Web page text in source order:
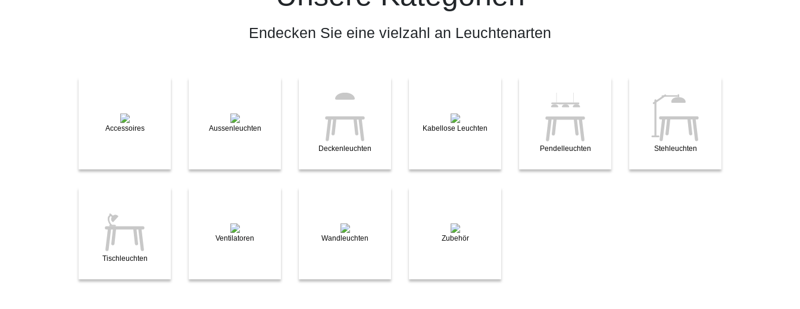
Endecken Sie eine vielzahl an Leuchtenarten
Accessoires Aussenleuchten
Deckenleuchten
Kabellose Leuchten
Pendelleuchten Stehleuchten
Tischleuchten
Ventilatoren Wandleuchten Zubehör